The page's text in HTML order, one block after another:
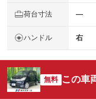
荷台寸法 ―
ハンドル 右
無料 この車